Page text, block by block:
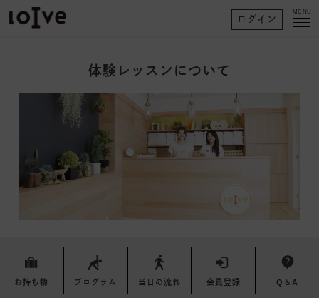
MENU
ログイン
体験レッスンについて
お持ち物 プログラム 当日の流れ 会員登録 Q＆A